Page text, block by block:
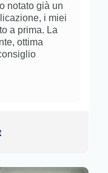
notato già un
i miei
a prima. La
ottima